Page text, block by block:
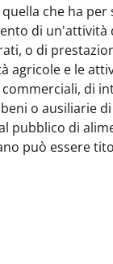
quella che ha per
di un'attività
o di
agricole e le
di
o ausiliarie
pubblico di
può essere